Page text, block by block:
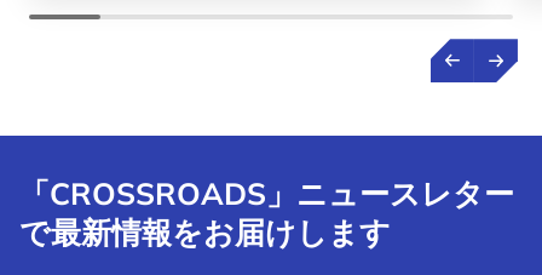
「CROSSROADS」ニュースレター
で最新情報をお届けします